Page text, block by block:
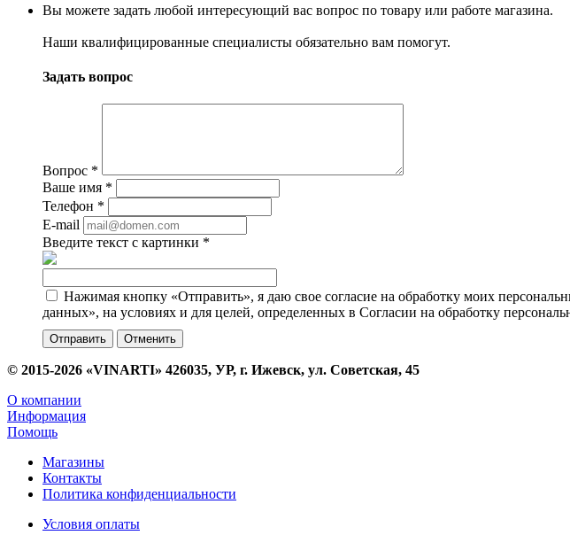
Вы можете задать любой интересующий вас вопрос по товару или работе магазина.
Наши квалифицированные специалисты обязательно вам помогут.
Задать вопрос
Вопрос *
Ваше имя *
Телефон *
E-mail
Введите текст с картинки *
Нажимая кнопку «Отправить», я даю свое согласие на обработку моих
данных», на условиях и для целей, определенных в Согласии на обработку
Отменить
© 2015-2026 «VINARTI» 426035, УР, г. Ижевск, ул. Советская, 45
О компании
Информация
Помощь
Магазины
Контакты
Политика конфиденциальности
Условия оплаты